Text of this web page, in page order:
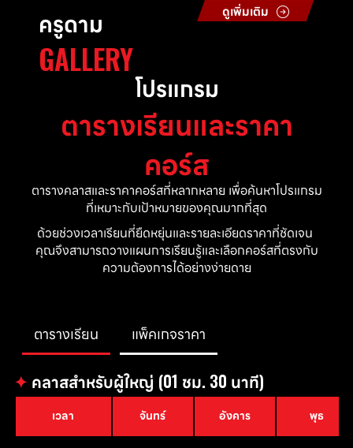
ครูดาม
GALLERY
ดูเพิ่มเติม
โปรแกรม
ตารางเรียนและราคา
คอร์ส
ตารางคลาสและราคาคอร์สที่หลากหลาย เพื่อค้นหาโปรแกรม
ที่เหมาะกับเป้าหมายของคุณมากที่สุด
ด้วยช่วงเวลาเรียนที่ยืดหยุ่นและรายละเอียดราคาที่ชัดเจน
คุณจึงสามารถวางแผนการเรียนรู้และเลือกคอร์สที่ตรงกับ
ความต้องการได้อย่างง่ายดาย
ตารางเรียน แพ็คเกจราคา
✦ คลาสสำหรับผู้ใหญ่ (01 ชม. 30 นาที)
เวลา จันทร์ อังคาร พุธ